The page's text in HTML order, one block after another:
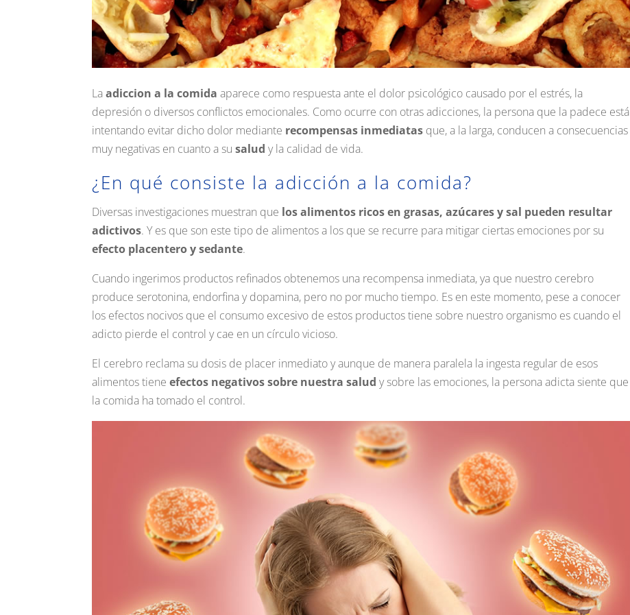
Laadiccion a la comidaaparece como respuesta ante el dolor psicológico causado por el estrés, la
depresión o diversos conflictos emocionales. Como ocurre con otras adicciones, la persona que la padece está
intentando evitar dicho dolor mediante recompensas inmediatas que, a la larga, conducen a consecuencias
muy negativas en cuanto a susaludy la calidad de vida.
¿En qué consiste la adicción a la comida?
Diversas investigaciones muestran que los alimentos ricos en grasas, azúcares y sal pueden resultar
adictivos. Y es que son este tipo de alimentos a los que se recurre para mitigar ciertas emociones por su
efecto placentero y sedante.
Cuando ingerimos productos refinados obtenemos una recompensa inmediata, ya que nuestro cerebro
produce serotonina, endorfina y dopamina, pero no por mucho tiempo. Es en este momento, pese a conocer
los efectos nocivos que el consumo excesivo de estos productos tiene sobre nuestro organismo es cuando el
adicto pierde el control y cae en un círculo vicioso.
El cerebro reclama su dosis de placer inmediato y aunque de manera paralela la ingesta regular de esos
alimentos tieneefectos negativos sobre nuestra saludy sobre las emociones, la persona adicta siente que
la comida ha tomado el control.